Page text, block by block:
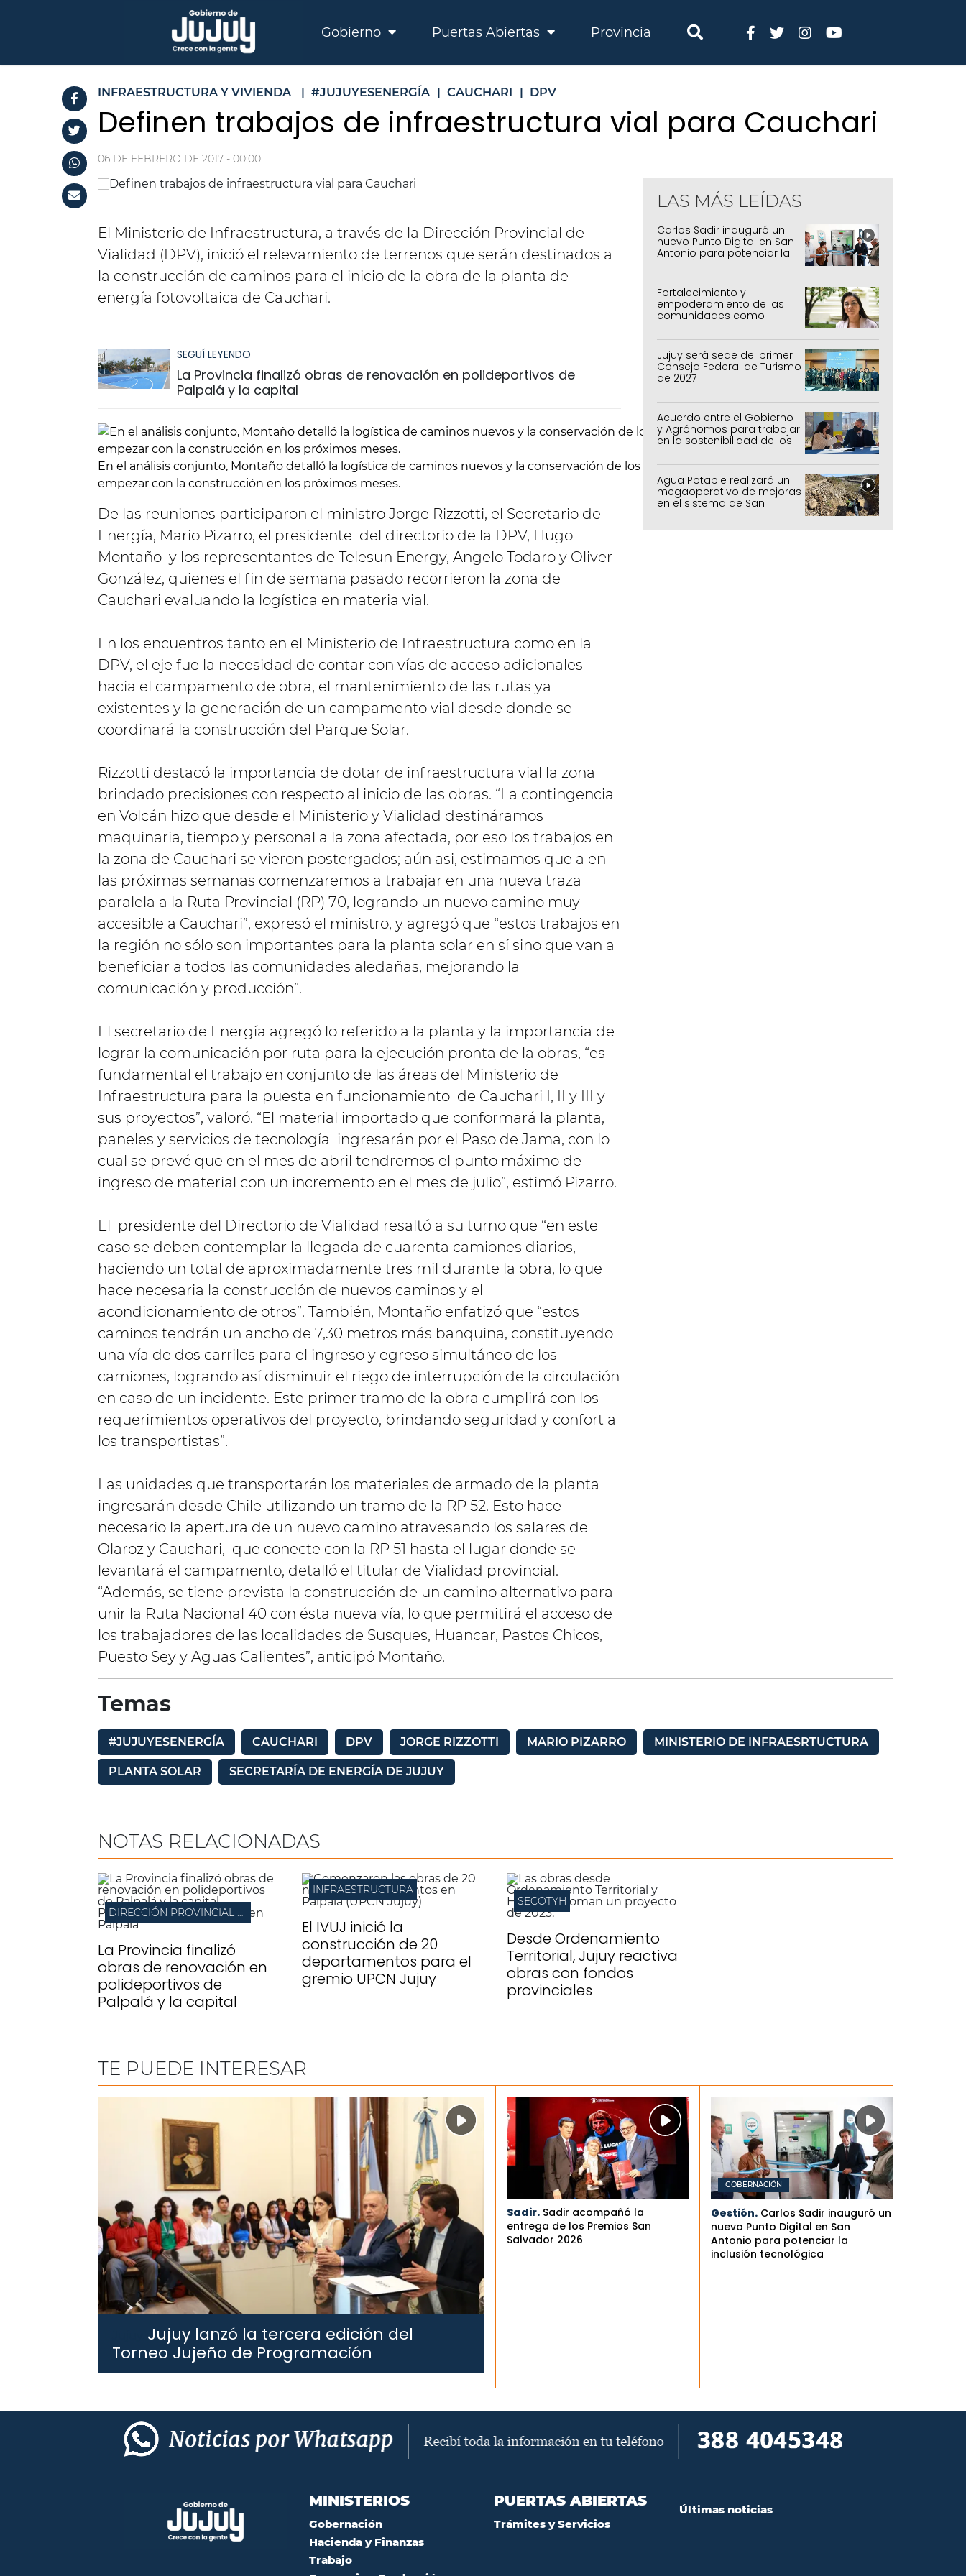
Gobierno Puertas Abiertas Provincia
INFRAESTRUCTURA Y VIVIENDA | #JUJUYESENERGÍA | CAUCHARI | DPV
Definen trabajos de infraestructura vial para Cauchari
06 DE FEBRERO DE 2017 - 00:00
El Ministerio de Infraestructura, a través de la Dirección Provincial de
Vialidad (DPV), inició el relevamiento de terrenos que serán destinados a
la construcción de caminos para el inicio de la obra de la planta de
energía fotovoltaica de Cauchari.
SEGUÍ LEYENDO
La Provincia finalizó obras de renovación en polideportivos de
Palpalá y la capital
En el análisis conjunto, Montaño detalló la logística de caminos nuevos y la conservación de los ya exisistentes necesaria para
empezar con la construcción en los próximos meses.
De las reuniones participaron el ministro Jorge Rizzotti, el Secretario de
Energía, Mario Pizarro, el presidente del directorio de la DPV, Hugo
Montaño y los representantes de Telesun Energy, Angelo Todaro y Oliver
González, quienes el fin de semana pasado recorrieron la zona de
Cauchari evaluando la logística en materia vial.
En los encuentros tanto en el Ministerio de Infraestructura como en la
DPV, el eje fue la necesidad de contar con vías de acceso adicionales
hacia el campamento de obra, el mantenimiento de las rutas ya
existentes y la generación de un campamento vial desde donde se
coordinará la construcción del Parque Solar.
Rizzotti destacó la importancia de dotar de infraestructura vial la zona
brindado precisiones con respecto al inicio de las obras. “La contingencia
en Volcán hizo que desde el Ministerio y Vialidad destináramos
maquinaria, tiempo y personal a la zona afectada, por eso los trabajos en
la zona de Cauchari se vieron postergados; aún asi, estimamos que a en
las próximas semanas comenzaremos a trabajar en una nueva traza
paralela a la Ruta Provincial (RP) 70, logrando un nuevo camino muy
accesible a Cauchari”, expresó el ministro, y agregó que “estos trabajos en
la región no sólo son importantes para la planta solar en sí sino que van a
beneficiar a todos las comunidades aledañas, mejorando la
comunicación y producción”.
El secretario de Energía agregó lo referido a la planta y la importancia de
lograr la comunicación por ruta para la ejecución pronta de la obras, “es
fundamental el trabajo en conjunto de las áreas del Ministerio de
Infraestructura para la puesta en funcionamiento de Cauchari I, II y III y
sus proyectos”, valoró. “El material importado que conformará la planta,
paneles y servicios de tecnología ingresarán por el Paso de Jama, con lo
cual se prevé que en el mes de abril tendremos el punto máximo de
ingreso de material con un incremento en el mes de julio”, estimó Pizarro.
El presidente del Directorio de Vialidad resaltó a su turno que “en este
caso se deben contemplar la llegada de cuarenta camiones diarios,
haciendo un total de aproximadamente tres mil durante la obra, lo que
hace necesaria la construcción de nuevos caminos y el
acondicionamiento de otros”. También, Montaño enfatizó que “estos
caminos tendrán un ancho de 7,30 metros más banquina, constituyendo
una vía de dos carriles para el ingreso y egreso simultáneo de los
camiones, logrando así disminuir el riego de interrupción de la circulación
en caso de un incidente. Este primer tramo de la obra cumplirá con los
requerimientos operativos del proyecto, brindando seguridad y confort a
los transportistas”.
Las unidades que transportarán los materiales de armado de la planta
ingresarán desde Chile utilizando un tramo de la RP 52. Esto hace
necesario la apertura de un nuevo camino atravesando los salares de
Olaroz y Cauchari, que conecte con la RP 51 hasta el lugar donde se
levantará el campamento, detalló el titular de Vialidad provincial.
“Además, se tiene prevista la construcción de un camino alternativo para
unir la Ruta Nacional 40 con ésta nueva vía, lo que permitirá el acceso de
los trabajadores de las localidades de Susques, Huancar, Pastos Chicos,
Puesto Sey y Aguas Calientes”, anticipó Montaño.
LAS MÁS LEÍDAS
Carlos Sadir inauguró un
nuevo Punto Digital en San
Antonio para potenciar la
Fortalecimiento y
empoderamiento de las
comunidades como
Jujuy será sede del primer
Consejo Federal de Turismo
de 2027
Acuerdo entre el Gobierno
y Agrónomos para trabajar
en la sostenibilidad de los
agrícolas, pecuarios y
forestal
Agua Potable realizará un
megaoperativo de mejoras
en el sistema de San
Temas
#JUJUYESENERGÍA CAUCHARI DPV JORGE RIZZOTTI MARIO PIZARRO MINISTERIO DE INFRAESRTUCTURA
PLANTA SOLAR SECRETARÍA DE ENERGÍA DE JUJUY
NOTAS RELACIONADAS
DIRECCIÓN PROVINCIAL DE ARQUITECTURA
La Provincia finalizó
obras de renovación en
polideportivos de
Palpalá y la capital
INFRAESTRUCTURA
El IVUJ inició la
construcción de 20
departamentos para el
gremio UPCN Jujuy
SECOTYH
Desde Ordenamiento
Territorial, Jujuy reactiva
obras con fondos
provinciales
TE PUEDE INTERESAR
Jujuy lanzó la tercera edición del
Torneo Jujeño de Programación
Sadir. Sadir acompañó la
entrega de los Premios San
Salvador 2026
GOBERNACIÓN
Gestión. Carlos Sadir inauguró un
nuevo Punto Digital en San
Antonio para potenciar la
inclusión tecnológica
MINISTERIOS
Gobernación
Hacienda y Finanzas
Trabajo
PUERTAS ABIERTAS
Trámites y Servicios
Últimas noticias